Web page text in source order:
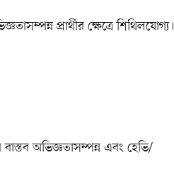
প্রার্থীর ক্ষেত্রে শিথিলযোগ্য।
অভিজ্ঞতাসম্পন্ন এবং হেভি/